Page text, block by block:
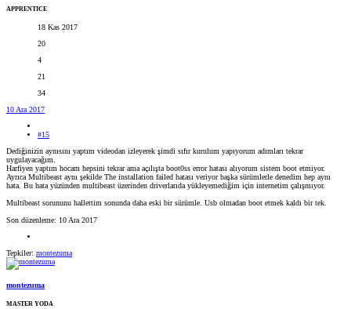
APPRENTICE
18 Kas 2017
20
4
21
34
10 Ara 2017
#15
Dediğinizin aynısını yaptım videodan izleyerek şimdi sıfır kurulum yapıyorum adımları tekrar
uygulayacağım.
Harfiyen yaptım hocam hepsini tekrar ama açılışta boot0ss error hatası alıyorum sistem boot etmiyor.
Ayrıca Multibeast aynı şekilde The installation failed hatası veriyor başka sürümlerle denedim hep aynı
hata. Bu hata yüzünden multibeast üzerinden driverlarıda yükleyemediğim için internetim çalışmıyor.
Multibeast sorununu hallettim sonunda daha eski bir sürümle. Usb olmadan boot etmek kaldı bir tek.
Son düzenleme: 10 Ara 2017
Tepkiler: montezuma
montezuma
MASTER YODA